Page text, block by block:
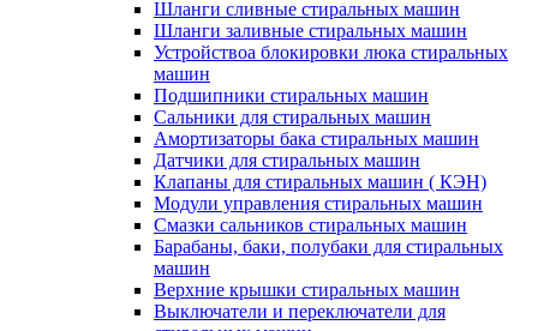
Шланги сливные стиральных машин
Шланги заливные стиральных машин
Устройствоа блокировки люка стиральных
машин
Подшипники стиральных машин
Сальники для стиральных машин
Амортизаторы бака стиральных машин
Датчики для стиральных машин
Клапаны для стиральных машин ( КЭН)
Модули управления стиральных машин
Смазки сальников стиральных машин
Барабаны, баки, полубаки для стиральных
машин
Верхние крышки стиральных машин
Выключатели и переключатели для